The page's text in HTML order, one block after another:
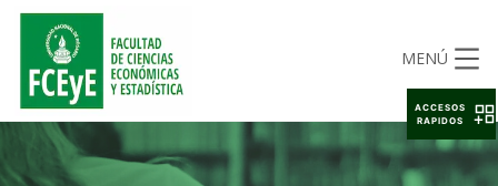
MENÚ
ACCESOS
RAPIDOS